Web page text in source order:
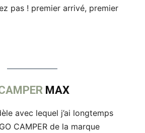
pas ! premier arrivé, premier
MAX
avec lequel j’ai longtemps
CAMPER de la marque